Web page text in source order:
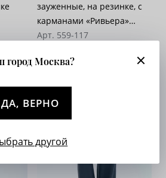
зауженные, на резинке, с
карманами «Ривьера»
синие
Арт. 559-117
город Москва?
ДА, ВЕРНО
другой